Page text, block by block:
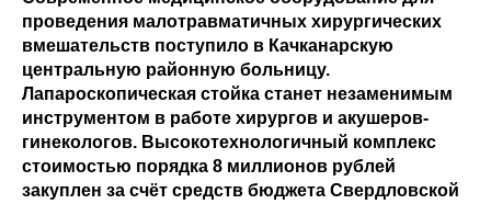
проведения малотравматичных хирургических
вмешательств поступило в Качканарскую
центральную районную больницу.
Лапароскопическая стойка станет незаменимым
инструментом в работе хирургов и акушеров-
гинекологов. Высокотехнологичный комплекс
стоимостью порядка 8 миллионов рублей
закуплен за счёт средств бюджета Свердловской